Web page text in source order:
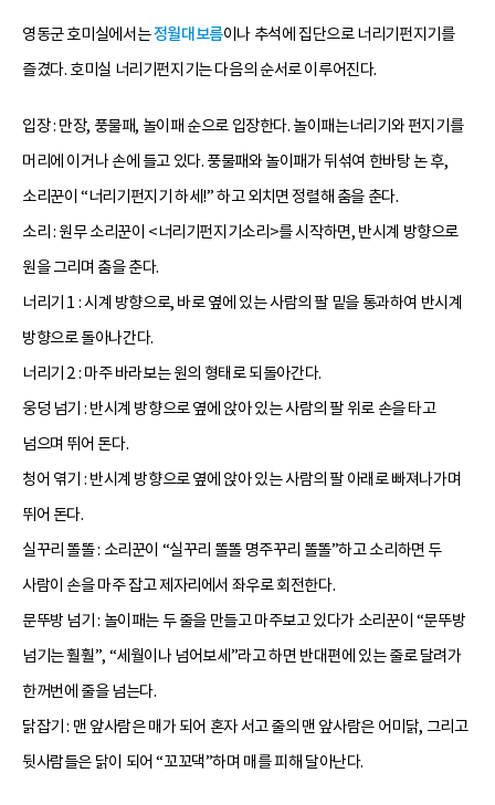
영동군 호미실에서는정월대보름이나 추석에 집단으로 너리기펀지기를
즐겼다. 호미실 너리기펀지기는 다음의 순서로 이루어진다.
입장 : 만장, 풍물패, 놀이패 순으로 입장한다. 놀이패는너리기와 펀지기를
머리에 이거나 손에 들고 있다. 풍물패와 놀이패가 뒤섞여 한바탕 논 후,
소리꾼이 “너리기펀지기 하세!” 하고 외치면 정렬해 춤을 춘다.
소리 : 원무 소리꾼이 <너리기펀지기소리>를 시작하면, 반시계 방향으로
원을 그리며 춤을 춘다.
너리기 1 : 시계 방향으로, 바로 옆에 있는 사람의 팔 밑을 통과하여 반시계
방향으로 돌아나간다.
너리기 2 : 마주 바라보는 원의 형태로 되돌아간다.
웅덩 넘기 : 반시계 방향으로 옆에 앉아 있는 사람의 팔 위로 손을 타고
넘으며 뛰어 돈다.
청어 엮기 : 반시계 방향으로 옆에 앉아 있는 사람의 팔 아래로 빠져나가며
뛰어 돈다.
실꾸리 똘똘 : 소리꾼이 “실꾸리 똘똘 명주꾸리 똘똘”하고 소리하면 두
사람이 손을 마주 잡고 제자리에서 좌우로 회전한다.
문뚜방 넘기 : 놀이패는 두 줄을 만들고 마주보고 있다가 소리꾼이 “문뚜방
넘기는 훨훨”, “세월이나 넘어보세”라고 하면 반대편에 있는 줄로 달려가
한꺼번에 줄을 넘는다.
닭잡기 : 맨 앞사람은 매가 되어 혼자 서고 줄의 맨 앞사람은 어미닭, 그리고
뒷사람들은 닭이 되어 “꼬꼬댁”하며 매를 피해 달아난다.